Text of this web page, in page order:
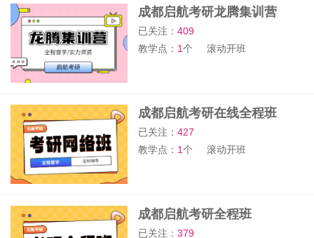
成都启航考研龙腾集训营
已关注：409
教学点： 1个 滚动开班
成都启航考研在线全程班
已关注：427
教学点： 1个 滚动开班
成都启航考研全程班
已关注：379